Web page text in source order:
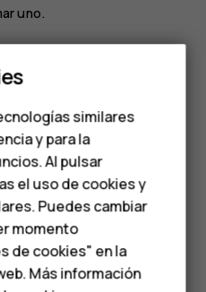
gama
uno.
a la cámara frontal.
similares
y para la
Al pulsar
el uso de cookies y
Puedes cambiar
momento
de cookies" en la
Más información